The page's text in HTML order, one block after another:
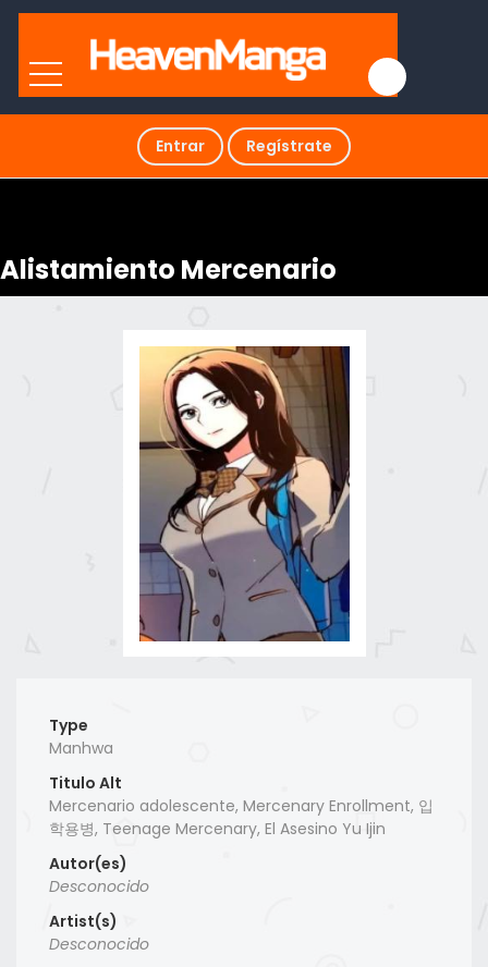
Entrar Regístrate
Alistamiento Mercenario
Type
Manhwa
Titulo Alt
Mercenario adolescente, Mercenary Enrollment, 입
학용병, Teenage Mercenary, El Asesino Yu Ijin
Autor(es)
Desconocido
Artist(s)
Desconocido